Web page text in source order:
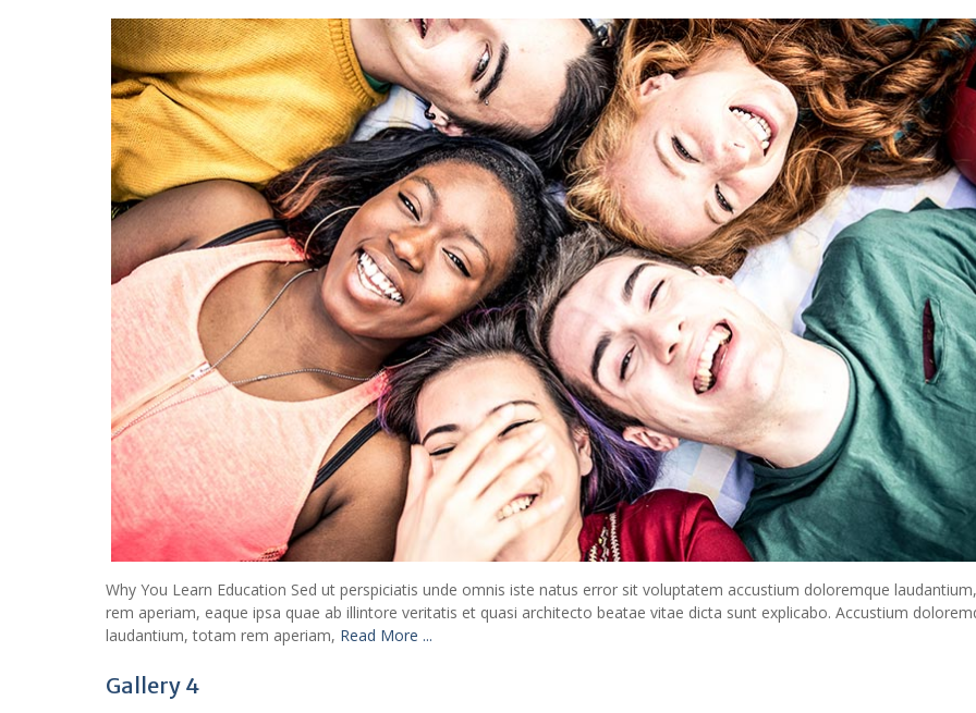
Why You Learn Education Sed ut perspiciatis unde omnis iste natus error sit voluptatem accustium doloremque
rem aperiam, eaque ipsa quae ab illintore veritatis et quasi architecto beatae vitae dicta sunt explicabo. Accustium
laudantium, totam rem aperiam, Read More ...
Gallery 4